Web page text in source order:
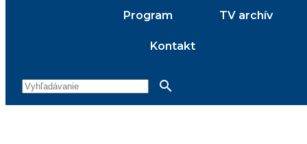
Program TV archív
Kontakt
search